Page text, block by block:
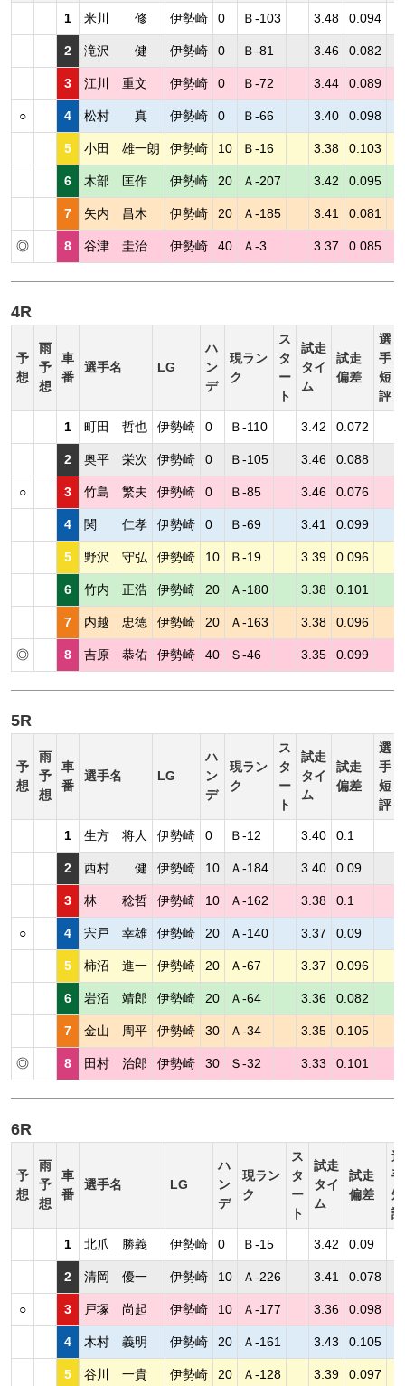
1 米川 修 伊勢崎 0 Ｂ-103 3.48 0.094
2 滝沢 健 伊勢崎 0 Ｂ-81 3.46 0.082
3 江川 重文 伊勢崎 0 Ｂ-72 3.44 0.089
○ 4 松村 真 伊勢崎 0 Ｂ-66 3.40 0.098
5 小田 雄一朗 伊勢崎 10 Ｂ-16 3.38 0.103
6 木部 匡作 伊勢崎 20 Ａ-207 3.42 0.095
7 矢内 昌木 伊勢崎 20 Ａ-185 3.41 0.081
◎ 8 谷津 圭治 伊勢崎 40 Ａ-3 3.37 0.085
4R
予
想
雨
予
想
車
番
選手名 LG
ハ
ン
デ
現ラン
ク
ス
タ
ー
ト
試走
タイ
ム
試走
偏差
選
手
短
評
1 町田 哲也 伊勢崎 0 Ｂ-110 3.42 0.072
2 奥平 栄次 伊勢崎 0 Ｂ-105 3.46 0.088
○ 3 竹島 繁夫 伊勢崎 0 Ｂ-85 3.46 0.076
4 関 仁孝 伊勢崎 0 Ｂ-69 3.41 0.099
5 野沢 守弘 伊勢崎 10 Ｂ-19 3.39 0.096
6 竹内 正浩 伊勢崎 20 Ａ-180 3.38 0.101
7 内越 忠徳 伊勢崎 20 Ａ-163 3.38 0.096
◎ 8 吉原 恭佑 伊勢崎 40 Ｓ-46 3.35 0.099
5R
予
想
雨
予
想
車
番
選手名 LG
ハ
ン
デ
現ラン
ク
ス
タ
ー
ト
試走
タイ
ム
試走
偏差
選
手
短
評
1 生方 将人 伊勢崎 0 Ｂ-12 3.40 0.1
2 西村 健 伊勢崎 10 Ａ-184 3.40 0.09
3 林 稔哲 伊勢崎 10 Ａ-162 3.38 0.1
○ 4 宍戸 幸雄 伊勢崎 20 Ａ-140 3.37 0.09
5 柿沼 進一 伊勢崎 20 Ａ-67 3.37 0.096
6 岩沼 靖郎 伊勢崎 20 Ａ-64 3.36 0.082
7 金山 周平 伊勢崎 30 Ａ-34 3.35 0.105
◎ 8 田村 治郎 伊勢崎 30 Ｓ-32 3.33 0.101
6R
予
想
雨
予
想
車
番
選手名 LG
ハ
ン
デ
現ラン
ク
ス
タ
ー
ト
試走
タイ
ム
試走
偏差
選
手
短
評
1 北爪 勝義 伊勢崎 0 Ｂ-15 3.42 0.09
2 清岡 優一 伊勢崎 10 Ａ-226 3.41 0.078
○ 3 戸塚 尚起 伊勢崎 10 Ａ-177 3.36 0.098
4 木村 義明 伊勢崎 20 Ａ-161 3.43 0.105
5 谷川 一貴 伊勢崎 20 Ａ-128 3.39 0.097